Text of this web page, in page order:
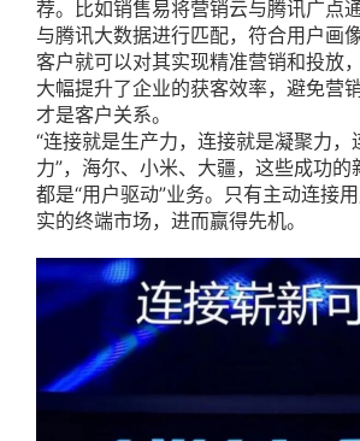
荐。比如销售易将营销云与腾讯广点
与腾讯大数据进行匹配，符合用户画
客户就可以对其实现精准营销和投放
大幅提升了企业的获客效率，避免营
才是客户关系。
“连接就是生产力，连接就是凝聚力，
力”，海尔、小米、大疆，这些成功的
都是“用户驱动”业务。只有主动连接
实的终端市场，进而赢得先机。